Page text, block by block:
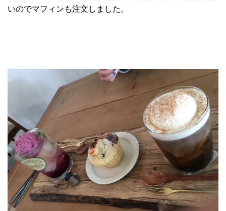
いのでマフィンも注文しました。